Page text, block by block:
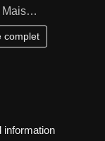
Mais…
complet
information